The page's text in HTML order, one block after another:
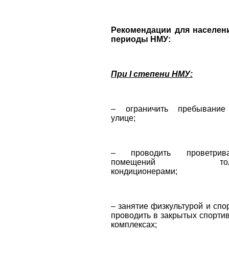
Рекомендации для
периоды НМУ:
При I степени НМУ:
– ограничить
улице;
– проводить
помещений
кондиционерами;
– занятие физкультурой и
проводить в закрытых
комплексах;